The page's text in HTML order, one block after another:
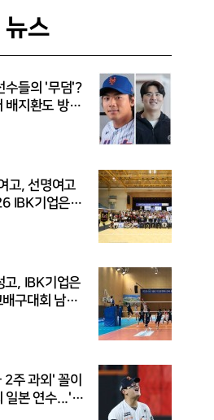
뉴스
수들의 '무덤'?
배지환도 방
미 귀국, 배
고, 선명여고
IBK기업은행
대회 우승
고, IBK기업은
구대회 남고
주 과외' 꼴이
일본 연수...'종